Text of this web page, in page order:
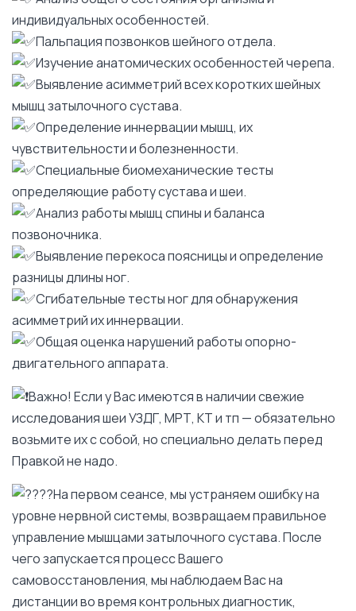
индивидуальных особенностей.
Пальпация позвонков шейного отдела.
Изучение анатомических особенностей черепа.
Выявление асимметрий всех коротких шейных
мышц затылочного сустава.
Определение иннервации мышц, их
чувствительности и болезненности.
Специальные биомеханические тесты
определяющие работу сустава и шеи.
Анализ работы мышц спины и баланса
позвоночника.
Выявление перекоса поясницы и определение
разницы длины ног.
Сгибательные тесты ног для обнаружения
асимметрий их иннервации.
Общая оценка нарушений работы опорно-
двигательного аппарата.
Важно! Если у Вас имеются в наличии свежие
исследования шеи УЗДГ, МРТ, КТ и тп — обязательно
возьмите их с собой, но специально делать перед
Правкой не надо.
На первом сеансе, мы устраняем ошибку на
уровне нервной системы, возвращаем правильное
управление мышцами затылочного сустава. После
чего запускается процесс Вашего
самовосстановления, мы наблюдаем Вас на
дистанции во время контрольных диагностик,